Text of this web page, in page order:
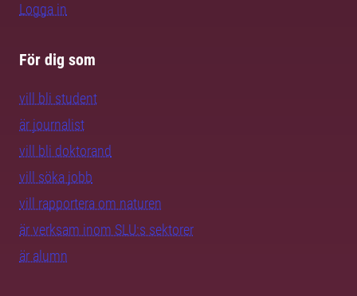
Logga in
För dig som
vill bli student
är journalist
vill bli doktorand
vill söka jobb
vill rapportera om naturen
är verksam inom SLU:s sektorer
är alumn